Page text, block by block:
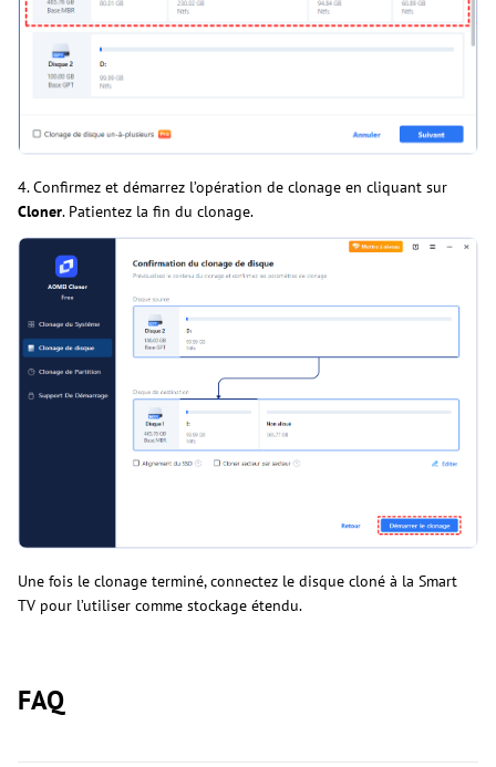
4. Confirmez et démarrez l’opération de clonage en cliquant sur
Cloner. Patientez la fin du clonage.
Une fois le clonage terminé, connectez le disque cloné à la Smart
TV pour l’utiliser comme stockage étendu.
FAQ